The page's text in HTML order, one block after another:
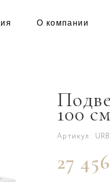
О компании
100 см
Артикул:
27